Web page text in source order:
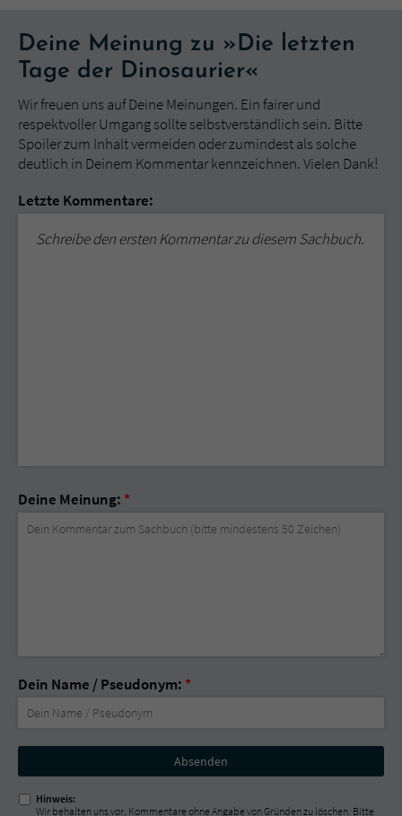
Deine Meinung zu »Die letzten
Tage der Dinosaurier«
Wir freuen uns auf Deine Meinungen. Ein fairer und
respektvoller Umgang sollte selbstverständlich sein. Bitte
Spoiler zum Inhalt vermeiden oder zumindest als solche
deutlich in Deinem Kommentar kennzeichnen. Vielen Dank!
Letzte Kommentare:
Schreibe den ersten Kommentar zu diesem Sachbuch.
Deine Meinung: *
Dein Name / Pseudonym: *
Nicht
ausfüllen!
Hinweis:
Wir behalten uns vor, Kommentare ohne Angabe von Gründen zu löschen. Bitte